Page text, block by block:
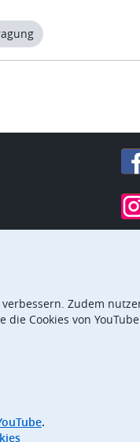
Zudem
Cookies von
.